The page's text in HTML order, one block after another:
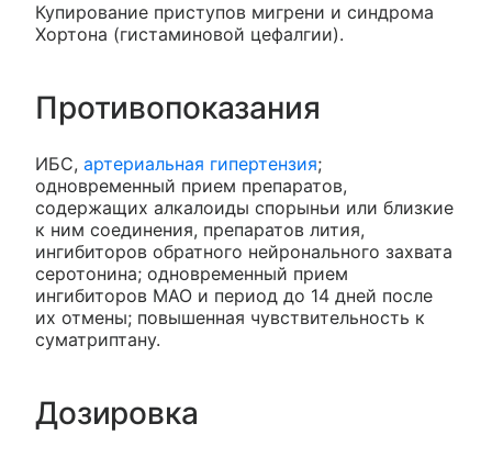
Купирование приступов мигрени и синдрома
Хортона (гистаминовой цефалгии).
Противопоказания
ИБС, артериальная гипертензия;
одновременный прием препаратов,
содержащих алкалоиды спорыньи или близкие
к ним соединения, препаратов лития,
ингибиторов обратного нейронального захвата
серотонина; одновременный прием
ингибиторов МАО и период до 14 дней после
их отмены; повышенная чувствительность к
суматриптану.
Дозировка